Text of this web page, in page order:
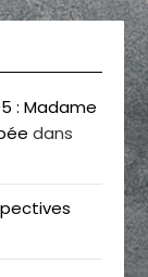
: Madame
dans